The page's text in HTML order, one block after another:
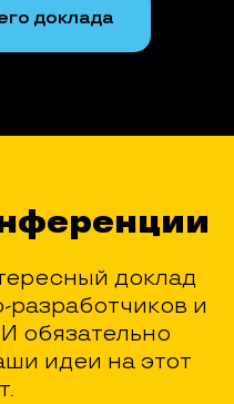
доклада
доклад
разработчиков и
обязательно
идеи на этот